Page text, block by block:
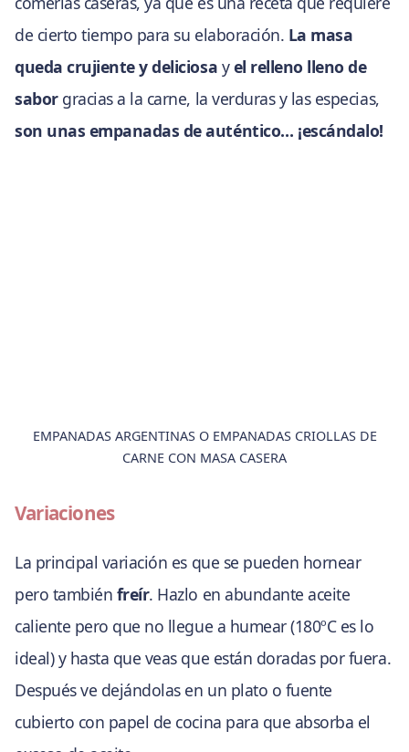
de cierto tiempo para su elaboración. La masa
queda crujiente y deliciosa yel relleno lleno de
saborgracias a la carne, la verduras y las especias,
son unas empanadas de auténtico… ¡escándalo!
EMPANADAS ARGENTINAS O EMPANADAS CRIOLLAS DE
CARNE CON MASA CASERA
Variaciones
La principal variación es que se pueden hornear
pero también freír. Hazlo en abundante aceite
caliente pero que no llegue a humear (180ºC es lo
ideal) y hasta que veas que están doradas por fuera.
Después ve dejándolas en un plato o fuente
cubierto con papel de cocina para que absorba el